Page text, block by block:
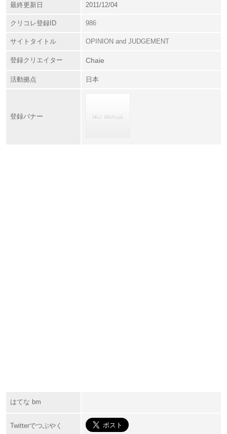
最終更新日 2011/12/04
クリコレ登録ID 986
サイトタイトル OPINION and JUDGEMENT
登録クリエイター Chaie
活動拠点 日本
登録バナー
はてな bm
Twitterでつぶやく